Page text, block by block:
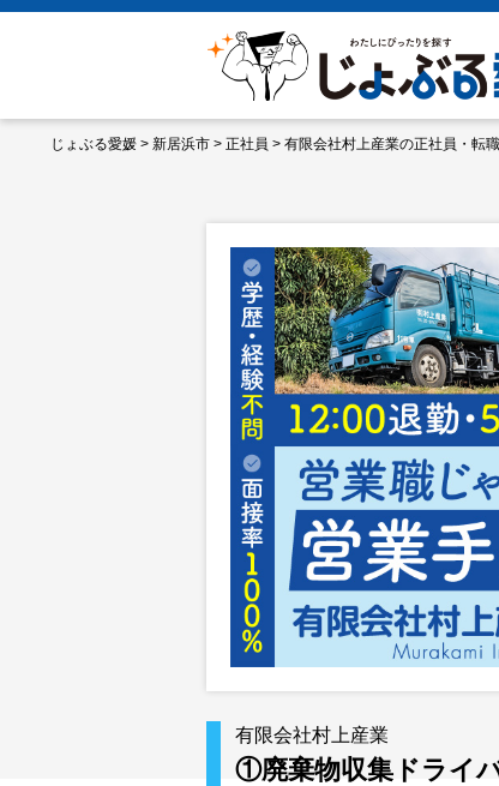
じょぶる愛媛 > 新居浜市 > 正社員 > 有限会社村上産業の正社員・転
有限会社村上産業
①廃棄物収集ドライ